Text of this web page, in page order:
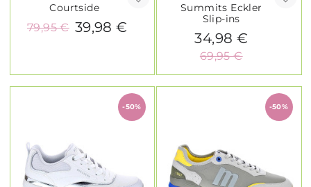
Courtside
39,98 €
79,95 €
Summits Eckler
Slip-ins
34,98 €
69,95 €
-50% -50%